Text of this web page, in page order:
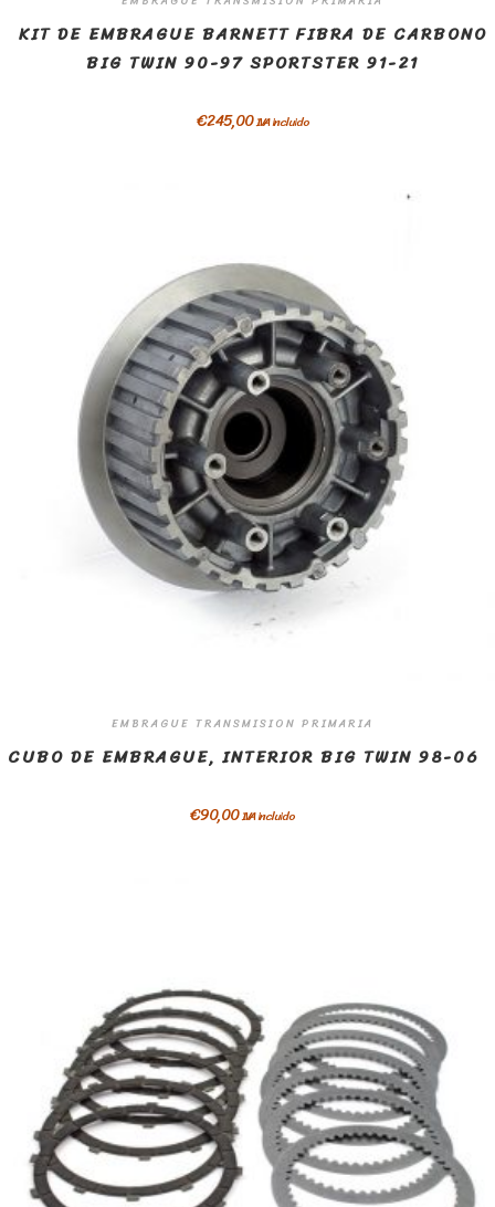
KIT DE EMBRAGUE BARNETT FIBRA DE CARBONO
BIG TWIN 90-97 SPORTSTER 91-21
€245,00IVA incluido
EMBRAGUE TRANSMISION PRIMARIA
CUBO DE EMBRAGUE, INTERIOR BIG TWIN 98-06
€90,00IVA incluido